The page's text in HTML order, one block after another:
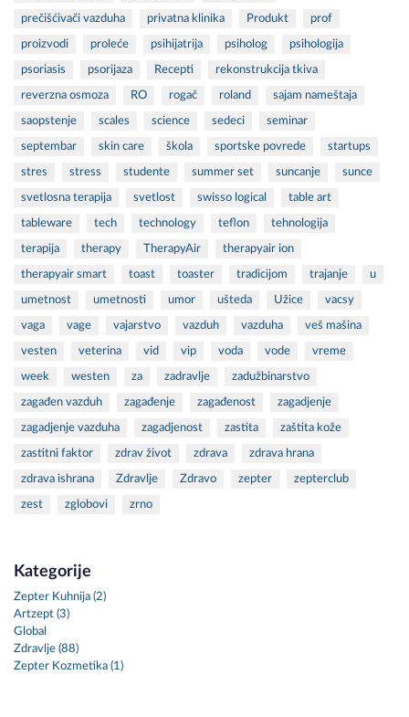
prečišćivači vazduha privatna klinika Produkt prof
proizvodi proleće psihijatrija psiholog psihologija
psoriasis psorijaza Recepti rekonstrukcija tkiva
reverzna osmoza RO rogač roland sajam nameštaja
saopstenje scales science sedeci seminar
septembar skin care škola sportske povrede startups
stres stress studente summer set suncanje sunce
svetlosna terapija svetlost swisso logical table art
tableware tech technology teflon tehnologija
terapija therapy TherapyAir therapyair ion
therapyair smart toast toaster tradicijom trajanje u
umetnost umetnosti umor ušteda Užice vacsy
vaga vage vajarstvo vazduh vazduha veš mašina
vesten veterina vid vip voda vode vreme
week westen za zadravlje zadužbinarstvo
zagađen vazduh zagađenje zagađenost zagadjenje
zagadjenje vazduha zagadjenost zastita zaštita kože
zastitni faktor zdrav život zdrava zdrava hrana
zdrava ishrana Zdravlje Zdravo zepter zepterclub
zest zglobovi zrno
Kategorije
Zepter Kuhnija (2)
Artzept (3)
Global
Zdravlje (88)
Zepter Kozmetika (1)